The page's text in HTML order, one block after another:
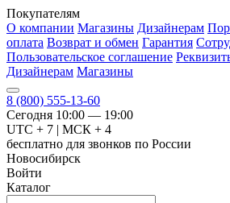
Покупателям
О компании Магазины Дизайнерам
оплата Возврат и обмен Гарантия
Пользовательское соглашение
Дизайнерам Магазины
8 (800) 555-13-60
Сегодня 10:00 — 19:00
UTC + 7 | МСК + 4
бесплатно для звонков по России
Новосибирск
Войти
Каталог